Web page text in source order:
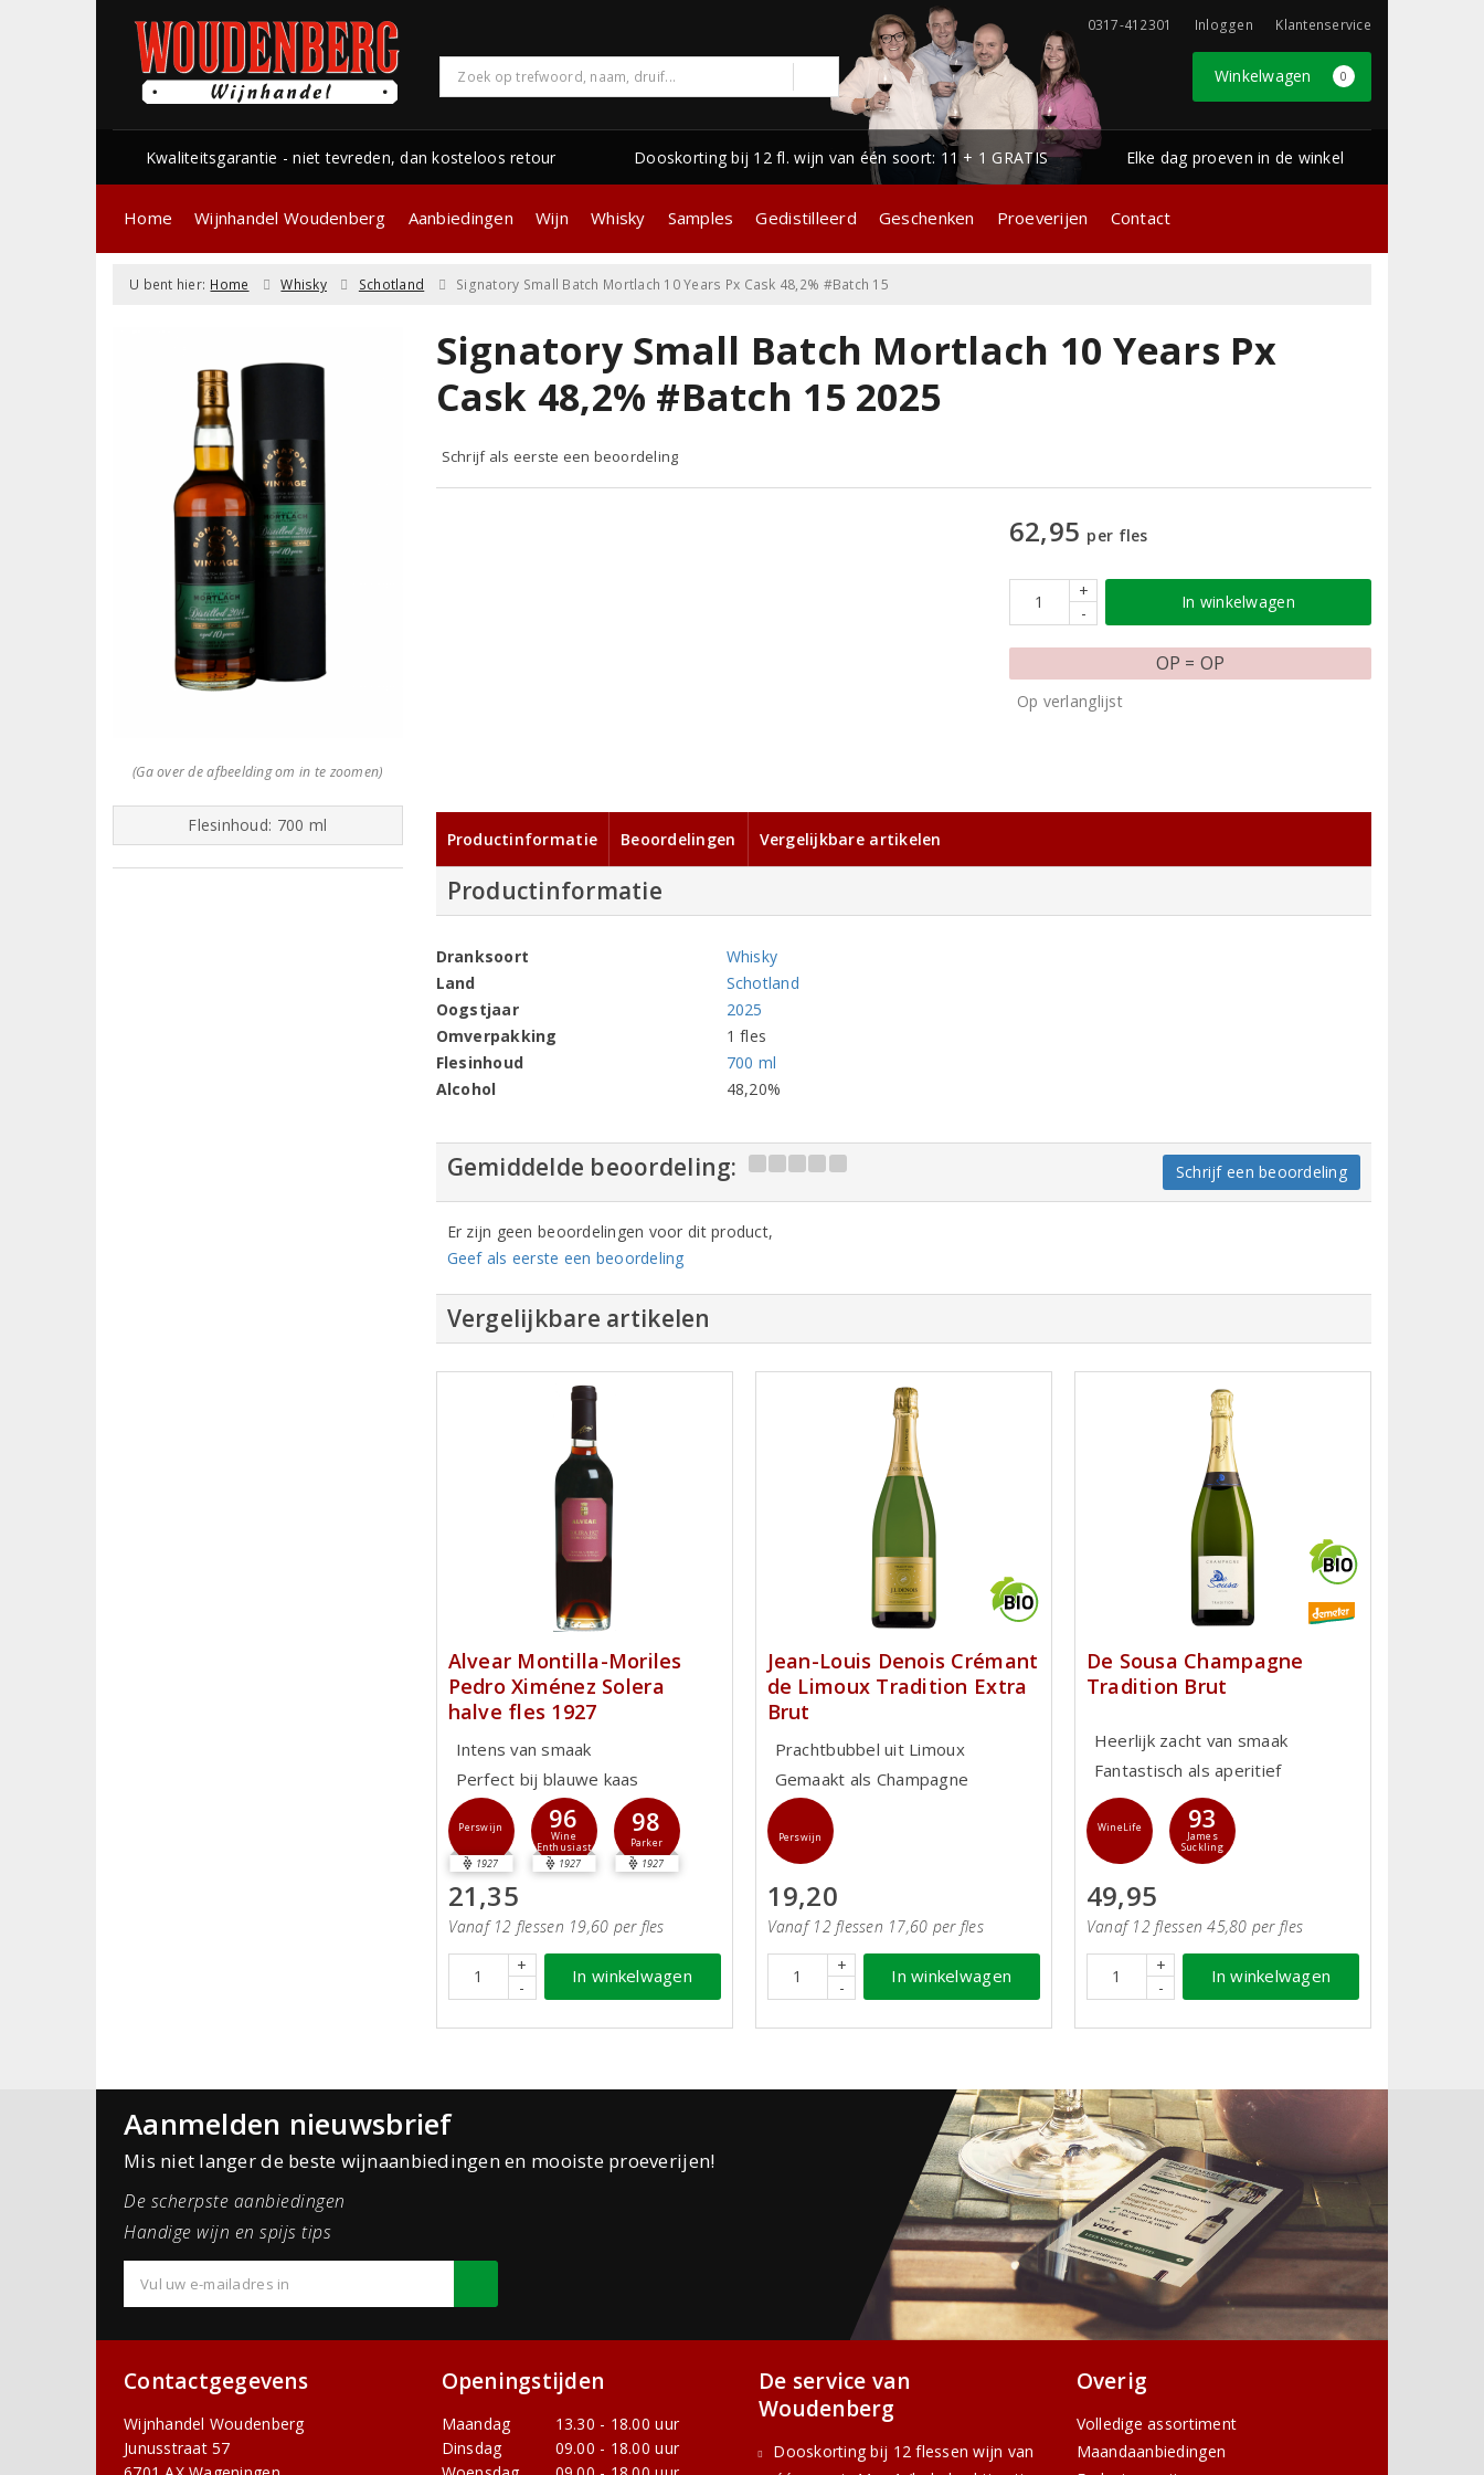
0317-412301 Inloggen Klantenservice
Winkelwagen 0
Kwaliteitsgarantie - niet tevreden, dan kosteloos retour Dooskorting bij 12 fl. wijn van één soort: 11 + 1 GRATIS Elke dag proeven in de winkel
Home Wijnhandel Woudenberg Aanbiedingen Wijn Whisky Samples Gedistilleerd Geschenken Proeverijen Contact
U bent hier: Home Whisky Schotland Signatory Small Batch Mortlach 10 Years Px Cask 48,2% #Batch 15
(Ga over de afbeelding om in te zoomen)
Flesinhoud: 700 ml
Signatory Small Batch Mortlach 10 Years Px
Cask 48,2% #Batch 15 2025
Schrijf als eerste een beoordeling
62,95 per fles
+
-
In winkelwagen
OP = OP
Op verlanglijst
Productinformatie Beoordelingen Vergelijkbare artikelen
Productinformatie
Dranksoort
Whisky
Land
Schotland
Oogstjaar
2025
Omverpakking
1 fles
Flesinhoud
700 ml
Alcohol
48,20%
Gemiddelde beoordeling: Schrijf een beoordeling
Er zijn geen beoordelingen voor dit product,
Geef als eerste een beoordeling
Vergelijkbare artikelen
Alvear Montilla-Moriles
Pedro Ximénez Solera
halve fles 1927
Intens van smaak
Perfect bij blauwe kaas
Perswijn
1927
96
Wine
Enthusiast
1927
98
Parker
1927
21,35
Vanaf 12 flessen 19,60 per fles
+
-
In winkelwagen
Jean-Louis Denois Crémant
de Limoux Tradition Extra
Brut
Prachtbubbel uit Limoux
Gemaakt als Champagne
Perswijn
19,20
Vanaf 12 flessen 17,60 per fles
+
-
In winkelwagen
De Sousa Champagne
Tradition Brut
Heerlijk zacht van smaak
Fantastisch als aperitief
WineLife 93
James
Suckling
49,95
Vanaf 12 flessen 45,80 per fles
+
-
In winkelwagen
Aanmelden nieuwsbrief
Mis niet langer de beste wijnaanbiedingen en mooiste proeverijen!
De scherpste aanbiedingen
Handige wijn en spijs tips
Contactgegevens
Wijnhandel Woudenberg
Junusstraat 57
Openingstijden
Maandag
13.30 - 18.00 uur
Dinsdag
09.00 - 18.00 uur
De service van
Woudenberg
Dooskorting bij 12 flessen wijn van
Overig
Volledige assortiment
Maandaanbiedingen